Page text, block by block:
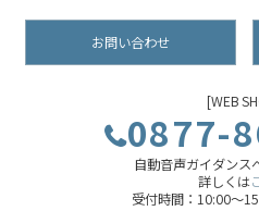
お問い合わせ
[WEB
0877-
自動音声ガイダンス
詳しくは
受付時間：10:00～